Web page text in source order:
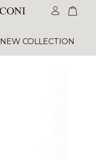
NEW COLLECTION